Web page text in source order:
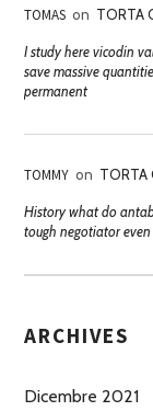
TOMAS on TORTA
I study here vicodin
save massive
permanent
TOMMY on TORTA
History what do
tough negotiator
ARCHIVES
Dicembre 2021